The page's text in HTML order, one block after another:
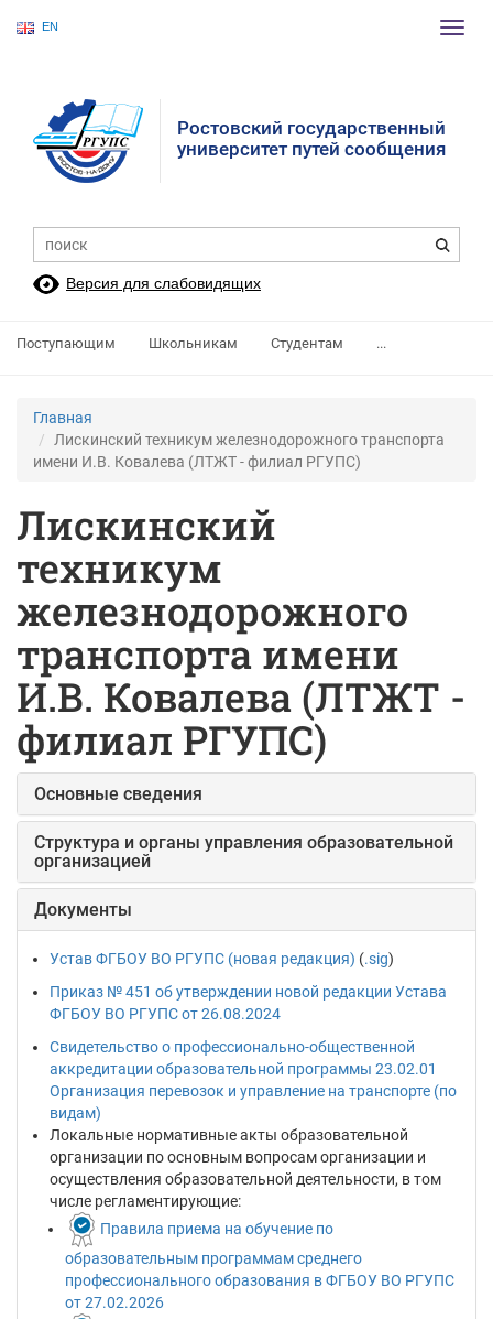
EN
Ростовский государственный
университет путей сообщения
Версия для слабовидящих
Поступающим Школьникам Студентам ...
Главная
Лискинский техникум железнодорожного транспорта
имени И.В. Ковалева (ЛТЖТ - филиал РГУПС)
Лискинский
техникум
железнодорожного
транспорта имени
И.В. Ковалева (ЛТЖТ -
филиал РГУПС)
Основные сведения
Структура и органы управления образовательной
организацией
Документы
Устав ФГБОУ ВО РГУПС (новая редакция) (.sig)
Приказ № 451 об утверждении новой редакции Устава
ФГБОУ ВО РГУПС от 26.08.2024
Свидетельство о профессионально-общественной
аккредитации образовательной программы 23.02.01
Организация перевозок и управление на транспорте (по
видам)
Локальные нормативные акты образовательной
организации по основным вопросам организации и
осуществления образовательной деятельности, в том
числе регламентирующие:
Правила приема на обучение по
образовательным программам среднего
профессионального образования в ФГБОУ ВО РГУПС
от 27.02.2026